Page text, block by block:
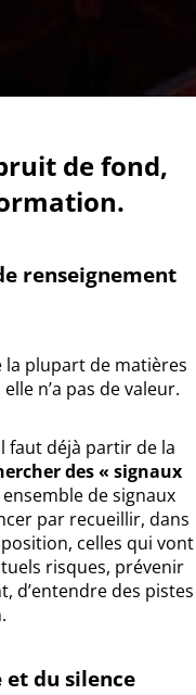
de fond,
renseignement
la plupart de matières
n’a pas de valeur.
faut déjà partir de la
des « signaux
de signaux
par recueillir, dans
celles qui vont
risques, prévenir
d’entendre des pistes
du silence